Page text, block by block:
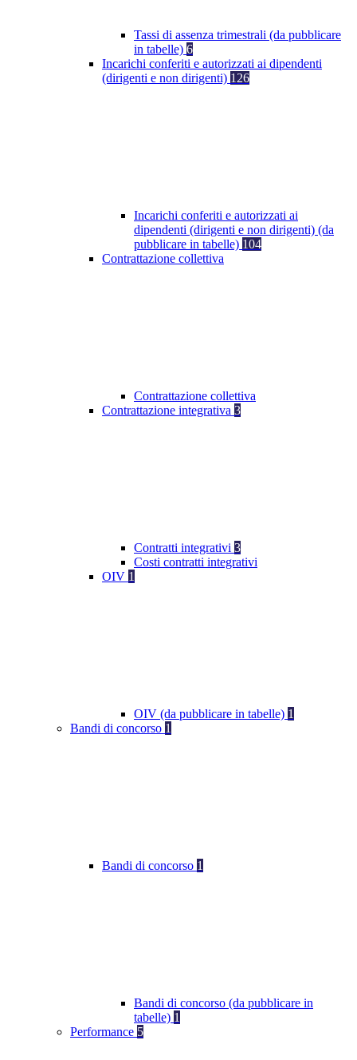
Tassi di assenza trimestrali (da pubblicare
in tabelle) 6
Incarichi conferiti e autorizzati ai dipendenti
(dirigenti e non dirigenti) 126
Incarichi conferiti e autorizzati ai
dipendenti (dirigenti e non dirigenti) (da
pubblicare in tabelle) 104
Contrattazione collettiva
Contrattazione collettiva
Contrattazione integrativa 3
Contratti integrativi 3
Costi contratti integrativi
OIV 1
OIV (da pubblicare in tabelle) 1
Bandi di concorso 1
Bandi di concorso 1
Bandi di concorso (da pubblicare in
tabelle) 1
Performance 5